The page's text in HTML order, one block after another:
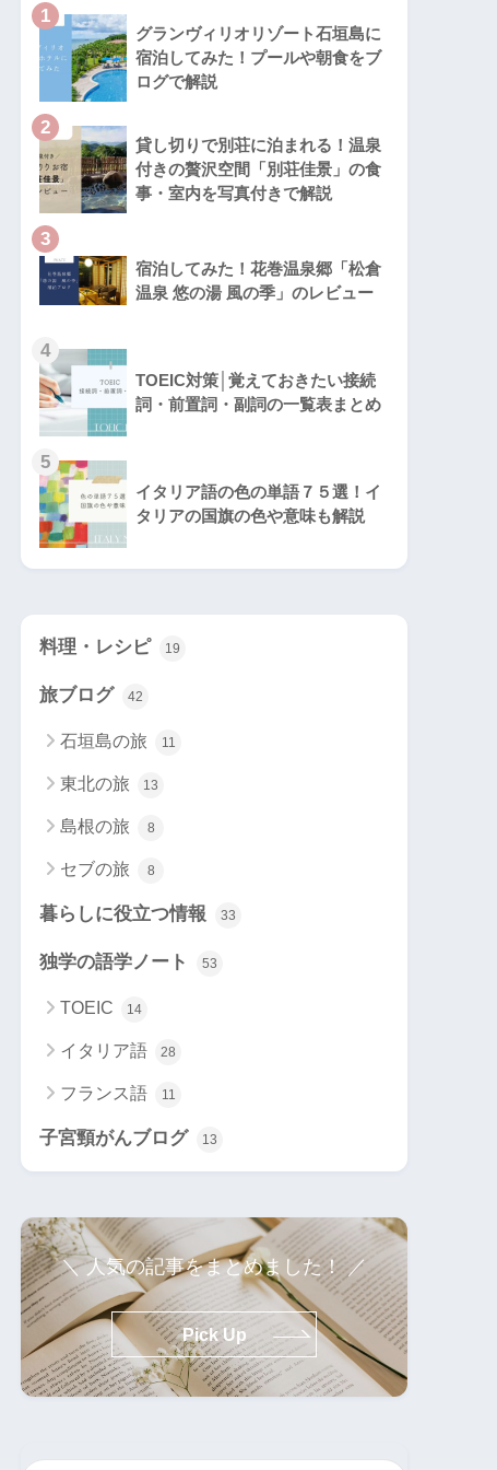
1
グランヴィリオリゾート石垣島に
宿泊してみた！プールや朝食をブ
ログで解説
2
貸し切りで別荘に泊まれる！温泉
付きの贅沢空間「別荘佳景」の食
事・室内を写真付きで解説
3
宿泊してみた！花巻温泉郷「松倉
温泉 悠の湯 風の季」のレビュー
4
TOEIC対策│覚えておきたい接続
詞・前置詞・副詞の一覧表まとめ
5
イタリア語の色の単語７５選！イ
タリアの国旗の色や意味も解説
料理・レシピ 19
旅ブログ 42
石垣島の旅 11
東北の旅 13
島根の旅 8
セブの旅 8
暮らしに役立つ情報 33
独学の語学ノート 53
TOEIC 14
イタリア語 28
フランス語 11
子宮頸がんブログ 13
＼ 人気の記事をまとめました！ ／
Pick Up